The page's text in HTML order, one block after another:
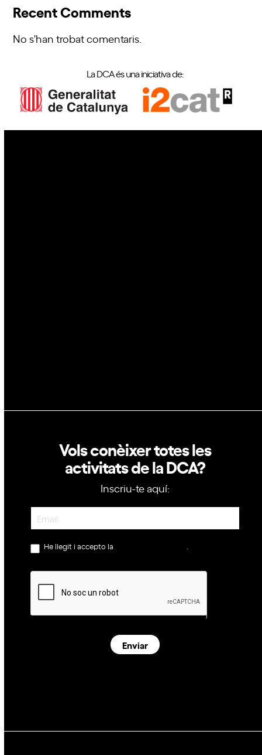
Recent Comments
No s'han trobat comentaris.
La DCA és una iniciativa de:
Vols conèixer totes les
activitats de la DCA?
Inscriu-te aquí:
Newsletter
He llegit i accepto la
Enviar